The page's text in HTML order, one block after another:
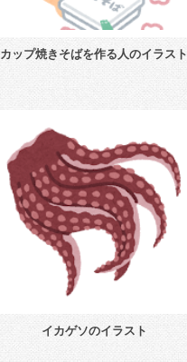
カップ焼きそばを作る人のイラスト
イカゲソのイラスト